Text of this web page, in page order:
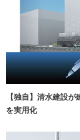
【独自】清水建設
を実用化